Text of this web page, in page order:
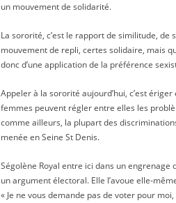
un mouvement de solidarité.
La sororité, c’est le rapport de similitude,
mouvement de repli, certes solidaire, mais
donc d’une application de la préférence
Appeler à la sororité aujourd’hui, c’est
femmes peuvent régler entre elles les
comme ailleurs, la plupart des
menée en Seine St Denis.
Ségolène Royal entre ici dans un
un argument électoral. Elle l’avoue elle-
« Je ne vous demande pas de voter pour